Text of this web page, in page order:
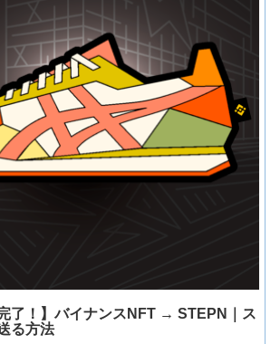
了！】バイナンスNFT → STEPN｜ス
る方法